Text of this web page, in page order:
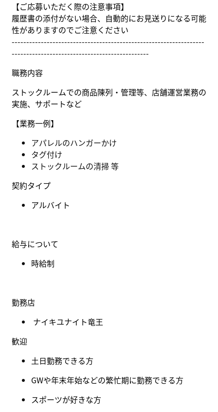
【ご応募いただく際の注意事項】
履歴書の添付がない場合、自動的にお見送りになる可能
性がありますのでご注意ください
------------------------------------------------------------------
-----------------------------------------------
職務内容
ストックルームでの商品陳列・管理等、店舗運営業務の
実施、サポートなど
【業務一例】
アパレルのハンガーかけ
タグ付け
ストックルームの清掃 等
契約タイプ
アルバイト
給与について
時給制
勤務店
ナイキユナイト竜王
歓迎
土日勤務できる方
GWや年末年始などの繁忙期に勤務できる方
スポーツが好きな方